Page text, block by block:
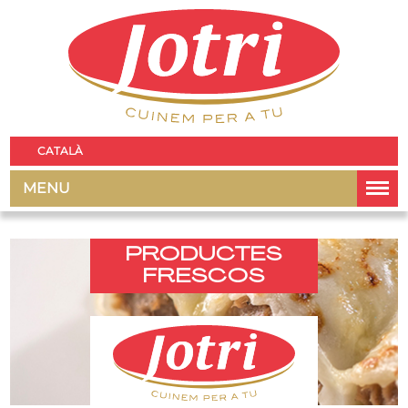
CATALÀ
MENU
PRODUCTES
FRESCOS